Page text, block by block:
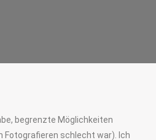
begrenzte Möglichkeiten
Fotografieren schlecht war). Ich